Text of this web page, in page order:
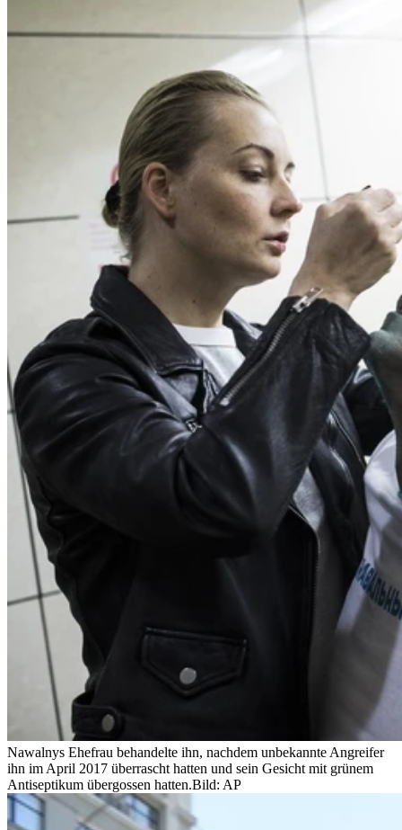
Nawalnys Ehefrau behandelte ihn, nachdem unbekannte Angreifer
ihn im April 2017 überrascht hatten und sein Gesicht mit grünem
Antiseptikum übergossen hatten.Bild: AP